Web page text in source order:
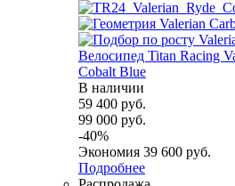
Велосипед Titan Racing
Cobalt Blue
В наличии
59 400 руб.
99 000 руб.
-40%
Экономия 39 600 руб.
Подробнее